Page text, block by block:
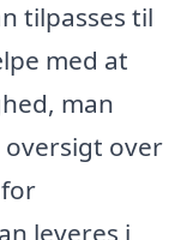
tilpasses til
med at
man
over
leveres i